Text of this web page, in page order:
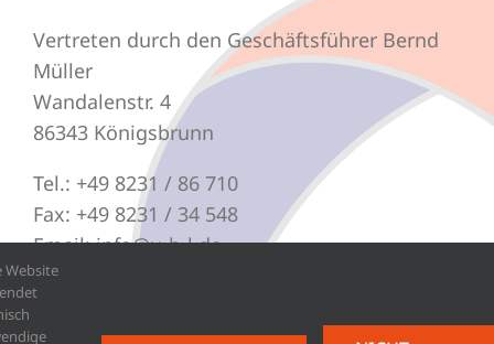
Vertreten durch den Geschäftsführer Bernd
Müller
Wandalenstr. 4
86343 Königsbrunn
Tel.: +49 8231 / 86 710
Fax: +49 8231 / 34 548
Email: info@u-b-l.de
Website